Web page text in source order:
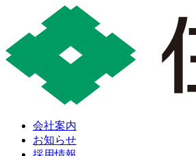
会社案内
お知らせ